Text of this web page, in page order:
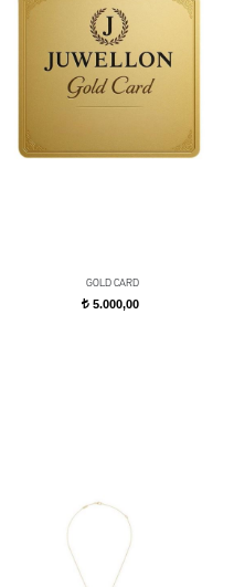
GOLD CARD
t 5.000,00